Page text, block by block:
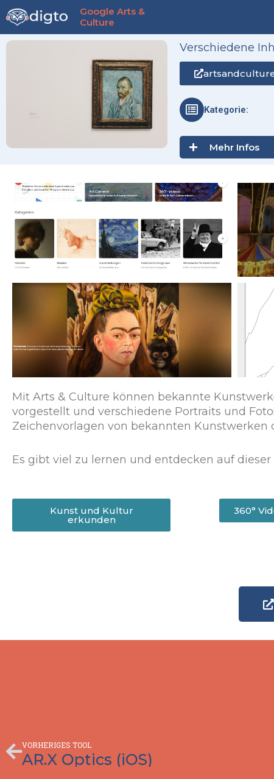
Zum
Inhalt
springen
Google Arts &
Culture
Verschiedene
Kategorie:
Mehr Infos
Mit Arts & Culture können bekannte
vorgestellt und verschiedene Portraits und
Zeichenvorlagen von bekannten Kunstwerken
Es gibt viel zu lernen und entdecken auf dieser
Kunst und Kultur
erkunden
360°
VORHERIGES TOOL
AR.X Optics (iOS)